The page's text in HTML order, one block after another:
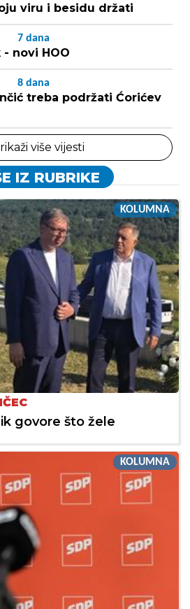
viru i besidu držati
7 dana
novi HOO
8 dana
treba podržati Ćorićev
više vijesti
IZ RUBRIKE
KOLUMNA
govore što žele
KOLUMNA